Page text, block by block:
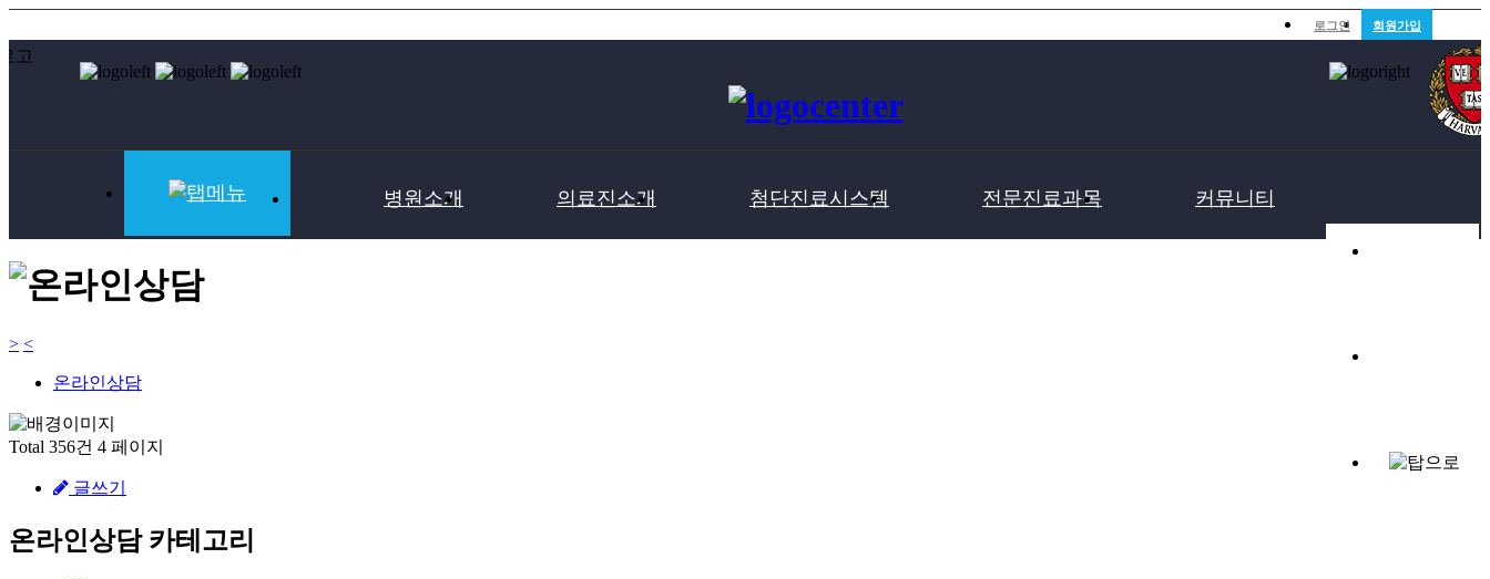
회원가입
로그인
병원소개 의료진소개 첨단진료시스템 전문진료과목 커뮤니티
> <
온라인상담
Total 356건 4 페이지
글쓰기
온라인상담 카테고리